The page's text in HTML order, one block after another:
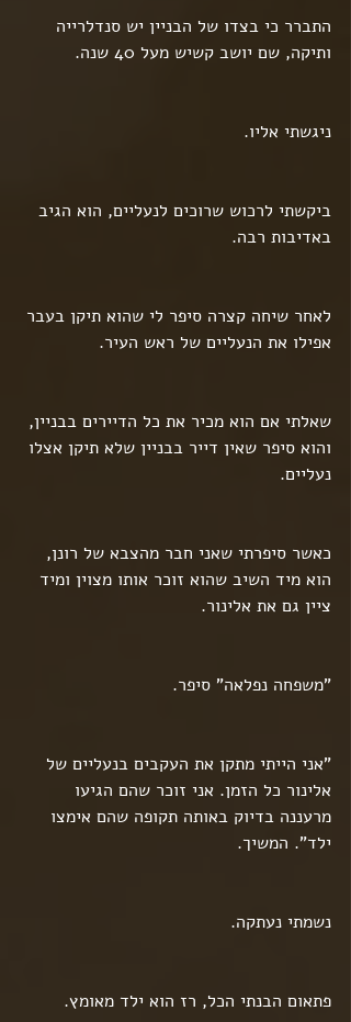
התברר כי בצדו של הבניין יש סנדלרייה
ותיקה, שם יושב קשיש מעל 40 שנה.
ניגשתי אליו.
ביקשתי לרכוש שרוכים לנעליים, הוא הגיב
באדיבות רבה.
לאחר שיחה קצרה סיפר לי שהוא תיקן בעבר
אפילו את הנעליים של ראש העיר.
שאלתי אם הוא מכיר את כל הדיירים בבניין,
והוא סיפר שאין דייר בבניין שלא תיקן אצלו
נעליים.
כאשר סיפרתי שאני חבר מהצבא של רונן,
הוא מיד השיב שהוא זוכר אותו מצוין ומיד
ציין גם את אלינור.
"משפחה נפלאה" סיפר.
"אני הייתי מתקן את העקבים בנעליים של
אלינור כל הזמן. אני זוכר שהם הגיעו
מרעננה בדיוק באותה תקופה שהם אימצו
ילד". המשיך.
נשמתי נעתקה.
פתאום הבנתי הכל, רז הוא ילד מאומץ.